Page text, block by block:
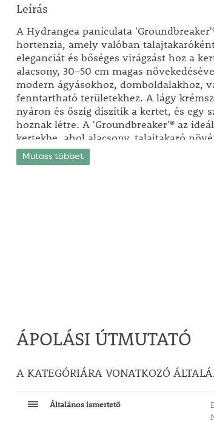
Leírás
A Hydrangea paniculata
hortenzia, amely valóban
eleganciát és bőséges virágzást hoz a
alacsony, 30–50 cm magas
modern ágyásokhoz, domboldalakhoz,
fenntartható területekhez. A lágy
nyáron és őszig díszítik a kertet, és egy
hoznak létre. A 'Groundbreaker'® az
kertekbe, ahol alacsony, talajtakaró
Kiválóan alkalmazható domboldalak
vagy egyszerűen nagyobb felületek
Mutass többet
ÁPOLÁSI ÚTMUTATÓ
A KATEGÓRIÁRA VONATKOZÓ
Általános ismertető